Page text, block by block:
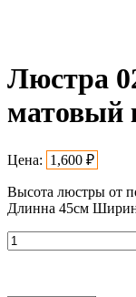
Люстра
матовый
Цена: 1,600 ₽
Высота люстры от
Длинна 45см
Количество
товара